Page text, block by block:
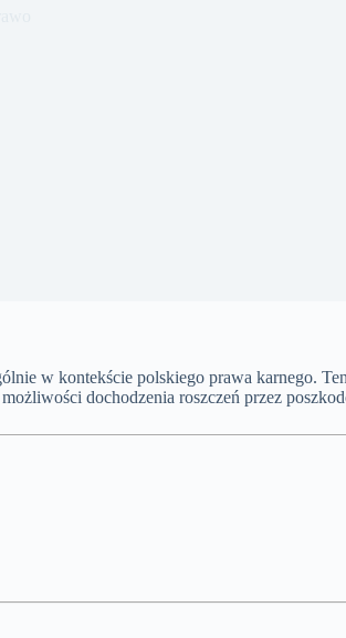
w kontekście polskiego prawa karnego.
dochodzenia roszczeń przez